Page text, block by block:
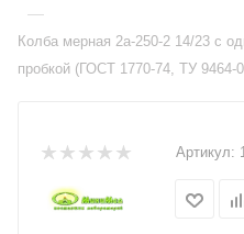
—
Колба мерная 2а-250-2 14/23 с
пробкой (ГОСТ 1770-74, ТУ 9464-
Артикул: